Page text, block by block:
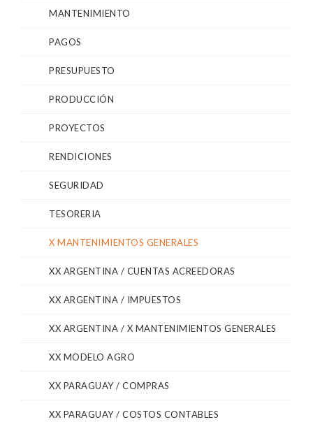
MANTENIMIENTO
PAGOS
PRESUPUESTO
PRODUCCIÓN
PROYECTOS
RENDICIONES
SEGURIDAD
TESORERIA
X MANTENIMIENTOS GENERALES
XX ARGENTINA / CUENTAS ACREEDORAS
XX ARGENTINA / IMPUESTOS
XX ARGENTINA / X MANTENIMIENTOS GENERALES
XX MODELO AGRO
XX PARAGUAY / COMPRAS
XX PARAGUAY / COSTOS CONTABLES